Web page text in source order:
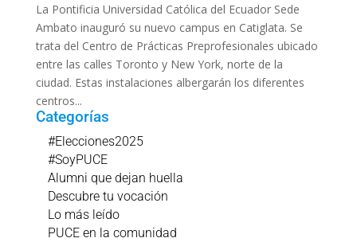
La Pontificia Universidad Católica del Ecuador Sede
Ambato inauguró su nuevo campus en Catiglata. Se
trata del Centro de Prácticas Preprofesionales ubicado
entre las calles Toronto y New York, norte de la
ciudad. Estas instalaciones albergarán los diferentes
centros...
Categorías
#Elecciones2025
#SoyPUCE
Alumni que dejan huella
Descubre tu vocación
Lo más leído
PUCE en la comunidad